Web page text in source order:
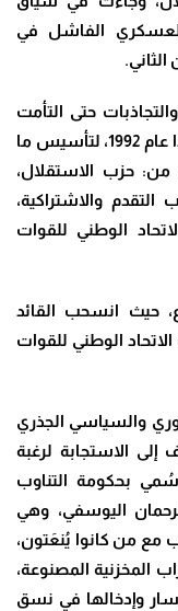
الفاشل في
حتى التأمت
خمسة أحزاب في مطلع التسعينيات، تحديدا عام 1992، لتأسيس ما
من: حزب الاستقلال،
التقدم والاشتراكية،
الوطني للقوات
حيث انسحب القائد
الاتحاد الوطني للقوات
والسياسي الجذري
الاستجابة لرغبة
بحكومة التناوب
عبد الرحمان اليوسفي، وهي
مع من كانوا يُنعَتون،
المخزنية المصنوعة،
وإدخالها في نسق